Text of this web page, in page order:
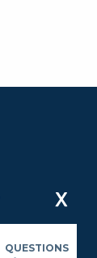
QUESTIONS